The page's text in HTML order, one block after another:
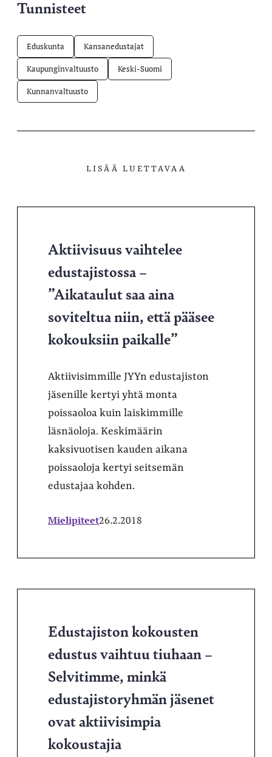
Tunnisteet
Eduskunta Kansanedustajat
Kaupunginvaltuusto Keski-Suomi
Kunnanvaltuusto
LISÄÄ LUETTAVAA
Aktiivisuus vaihtelee
edustajistossa –
”Aikataulut saa aina
soviteltua niin, että pääsee
kokouksiin paikalle”
Aktiivisimmille JYYn edustajiston
jäsenille kertyi yhtä monta
poissaoloa kuin laiskimmille
läsnäoloja. Keskimäärin
kaksivuotisen kauden aikana
poissaoloja kertyi seitsemän
edustajaa kohden.
Mielipiteet26.2.2018
Edustajiston kokousten
edustus vaihtuu tiuhaan –
Selvitimme, minkä
edustajistoryhmän jäsenet
ovat aktiivisimpia
kokoustajia